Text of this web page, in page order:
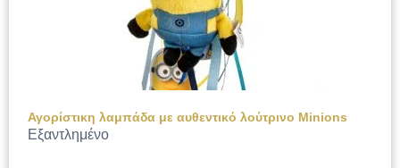
Αγορίστικη λαμπάδα με αυθεντικό λούτρινο Minions
Εξαντλημένο